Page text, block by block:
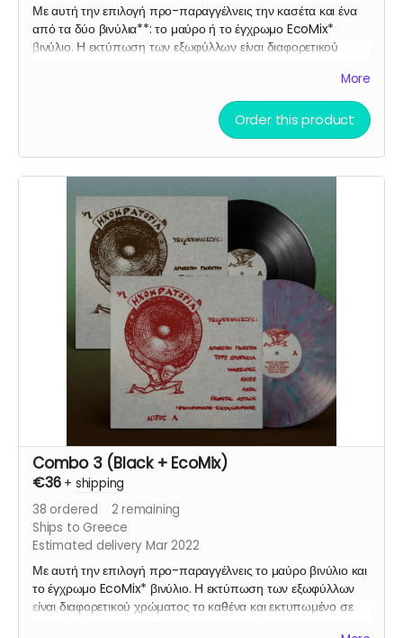
Με αυτή την επιλογή προ-παραγγέλνεις την κασέτα και ένα
από τα δύο βινύλια**: το μαύρο ή το έγχρωμο EcoMix*
βινύλιο. Η εκτύπωση των εξωφύλλων είναι διαφορετικού
project. **επιλέγεις ένα από τα δύο βινύλια στο επόμενο
More
Order this product
Combo 3 (Black + EcoMix)
€36 + shipping
38 ordered 2 remaining
Ships to Greece
Estimated delivery Mar 2022
Με αυτή την επιλογή προ-παραγγέλνεις το μαύρο βινύλιο και
το έγχρωμο EcoMix* βινύλιο. Η εκτύπωση των εξωφύλλων
είναι διαφορετικού χρώματος το καθένα και εκτυπωμένο σε